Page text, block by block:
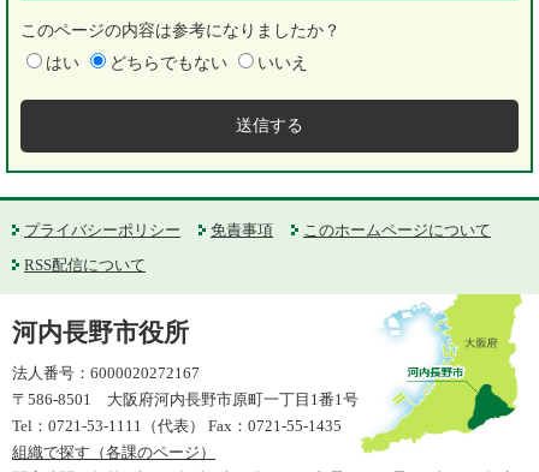
このページの内容は参考になりましたか？
はい
どちらでもない いいえ
プライバシーポリシー 免責事項
このホームページについて
RSS配信について
河内長野市役所
法人番号：6000020272167
〒586-8501 大阪府河内長野市原町一丁目1番1号
Tel：0721-53-1111（代表） Fax：0721-55-1435
組織で探す（各課のページ）